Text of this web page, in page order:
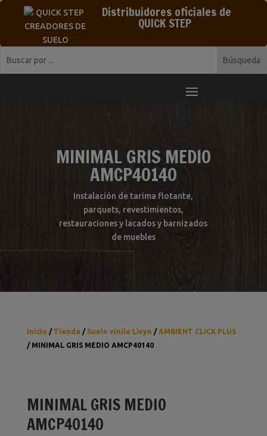
Distribuidores oficiales de
QUICK STEP
MINIMAL GRIS MEDIO
AMCP40140
Instalación de tarima flotante,
parquets, revestimientos,
restauraciones y lacados y barnizados
de muebles
Inicio / Tienda / Suelo vinilo Livyn /AMBIENT CLICK PLUS
/ MINIMAL GRIS MEDIO AMCP40140
MINIMAL GRIS MEDIO
AMCP40140